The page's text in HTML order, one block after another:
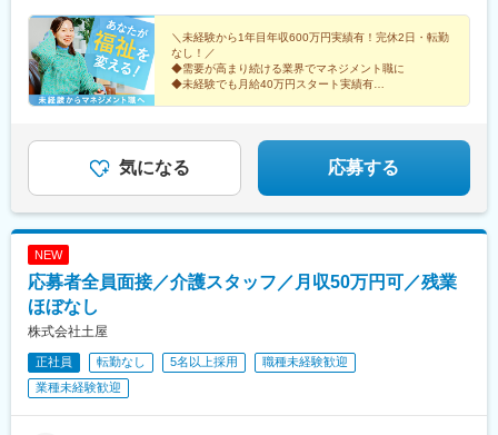
沖縄★【エリア勤務希望・移住希望の方優遇】：サポート制度も
充実していますので、現在のお住まいに関わらずご希望をお知ら
せください！☆『寮費無料プラン』あり（規定有）：下記勤務地
希望・移住希望の方はお気軽にご相談ください！※【北海道】【東
京都】【神奈川県】【新潟県】【三重県】【滋賀県】【沖縄県】
用会社負担等の移住支援あり（規定有）・U・Iターン転勤希望者
への1年間の支援あり（規定有）★江戸川・川崎・湘南・川越・香
川・徳島・青森にて新規事業所オープン！
＼未経験から1年目年収600万円実績有！完休2日・転勤
なし！／
◆需要が高まり続ける業界でマネジメント職に
◆未経験でも月給40万円スタート実績有
気になる 応募する
NEW
応募者全員面接／介護スタッフ／月収50万円可／残業
ほぼなし
株式会社土屋
正社員 転勤なし 5名以上採用
職種未経験歓迎
業種未経験歓迎